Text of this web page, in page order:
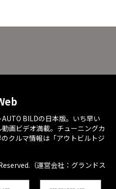
BILDの日本版。いち早い
画ビデオ満載。チューニングカ
クルマ情報は「アウトビルトジ
（運営会社：グランドス